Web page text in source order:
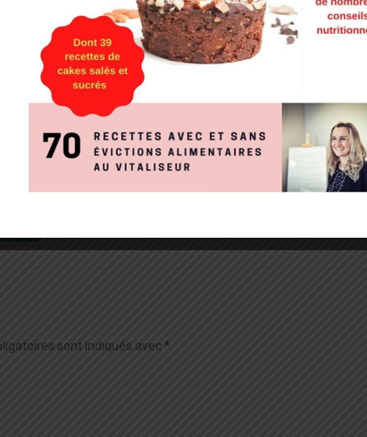
dans l’onglet : A propos – Mot de la Présidente.
cadre de vie Cécilia
!
sont indiqués avec*